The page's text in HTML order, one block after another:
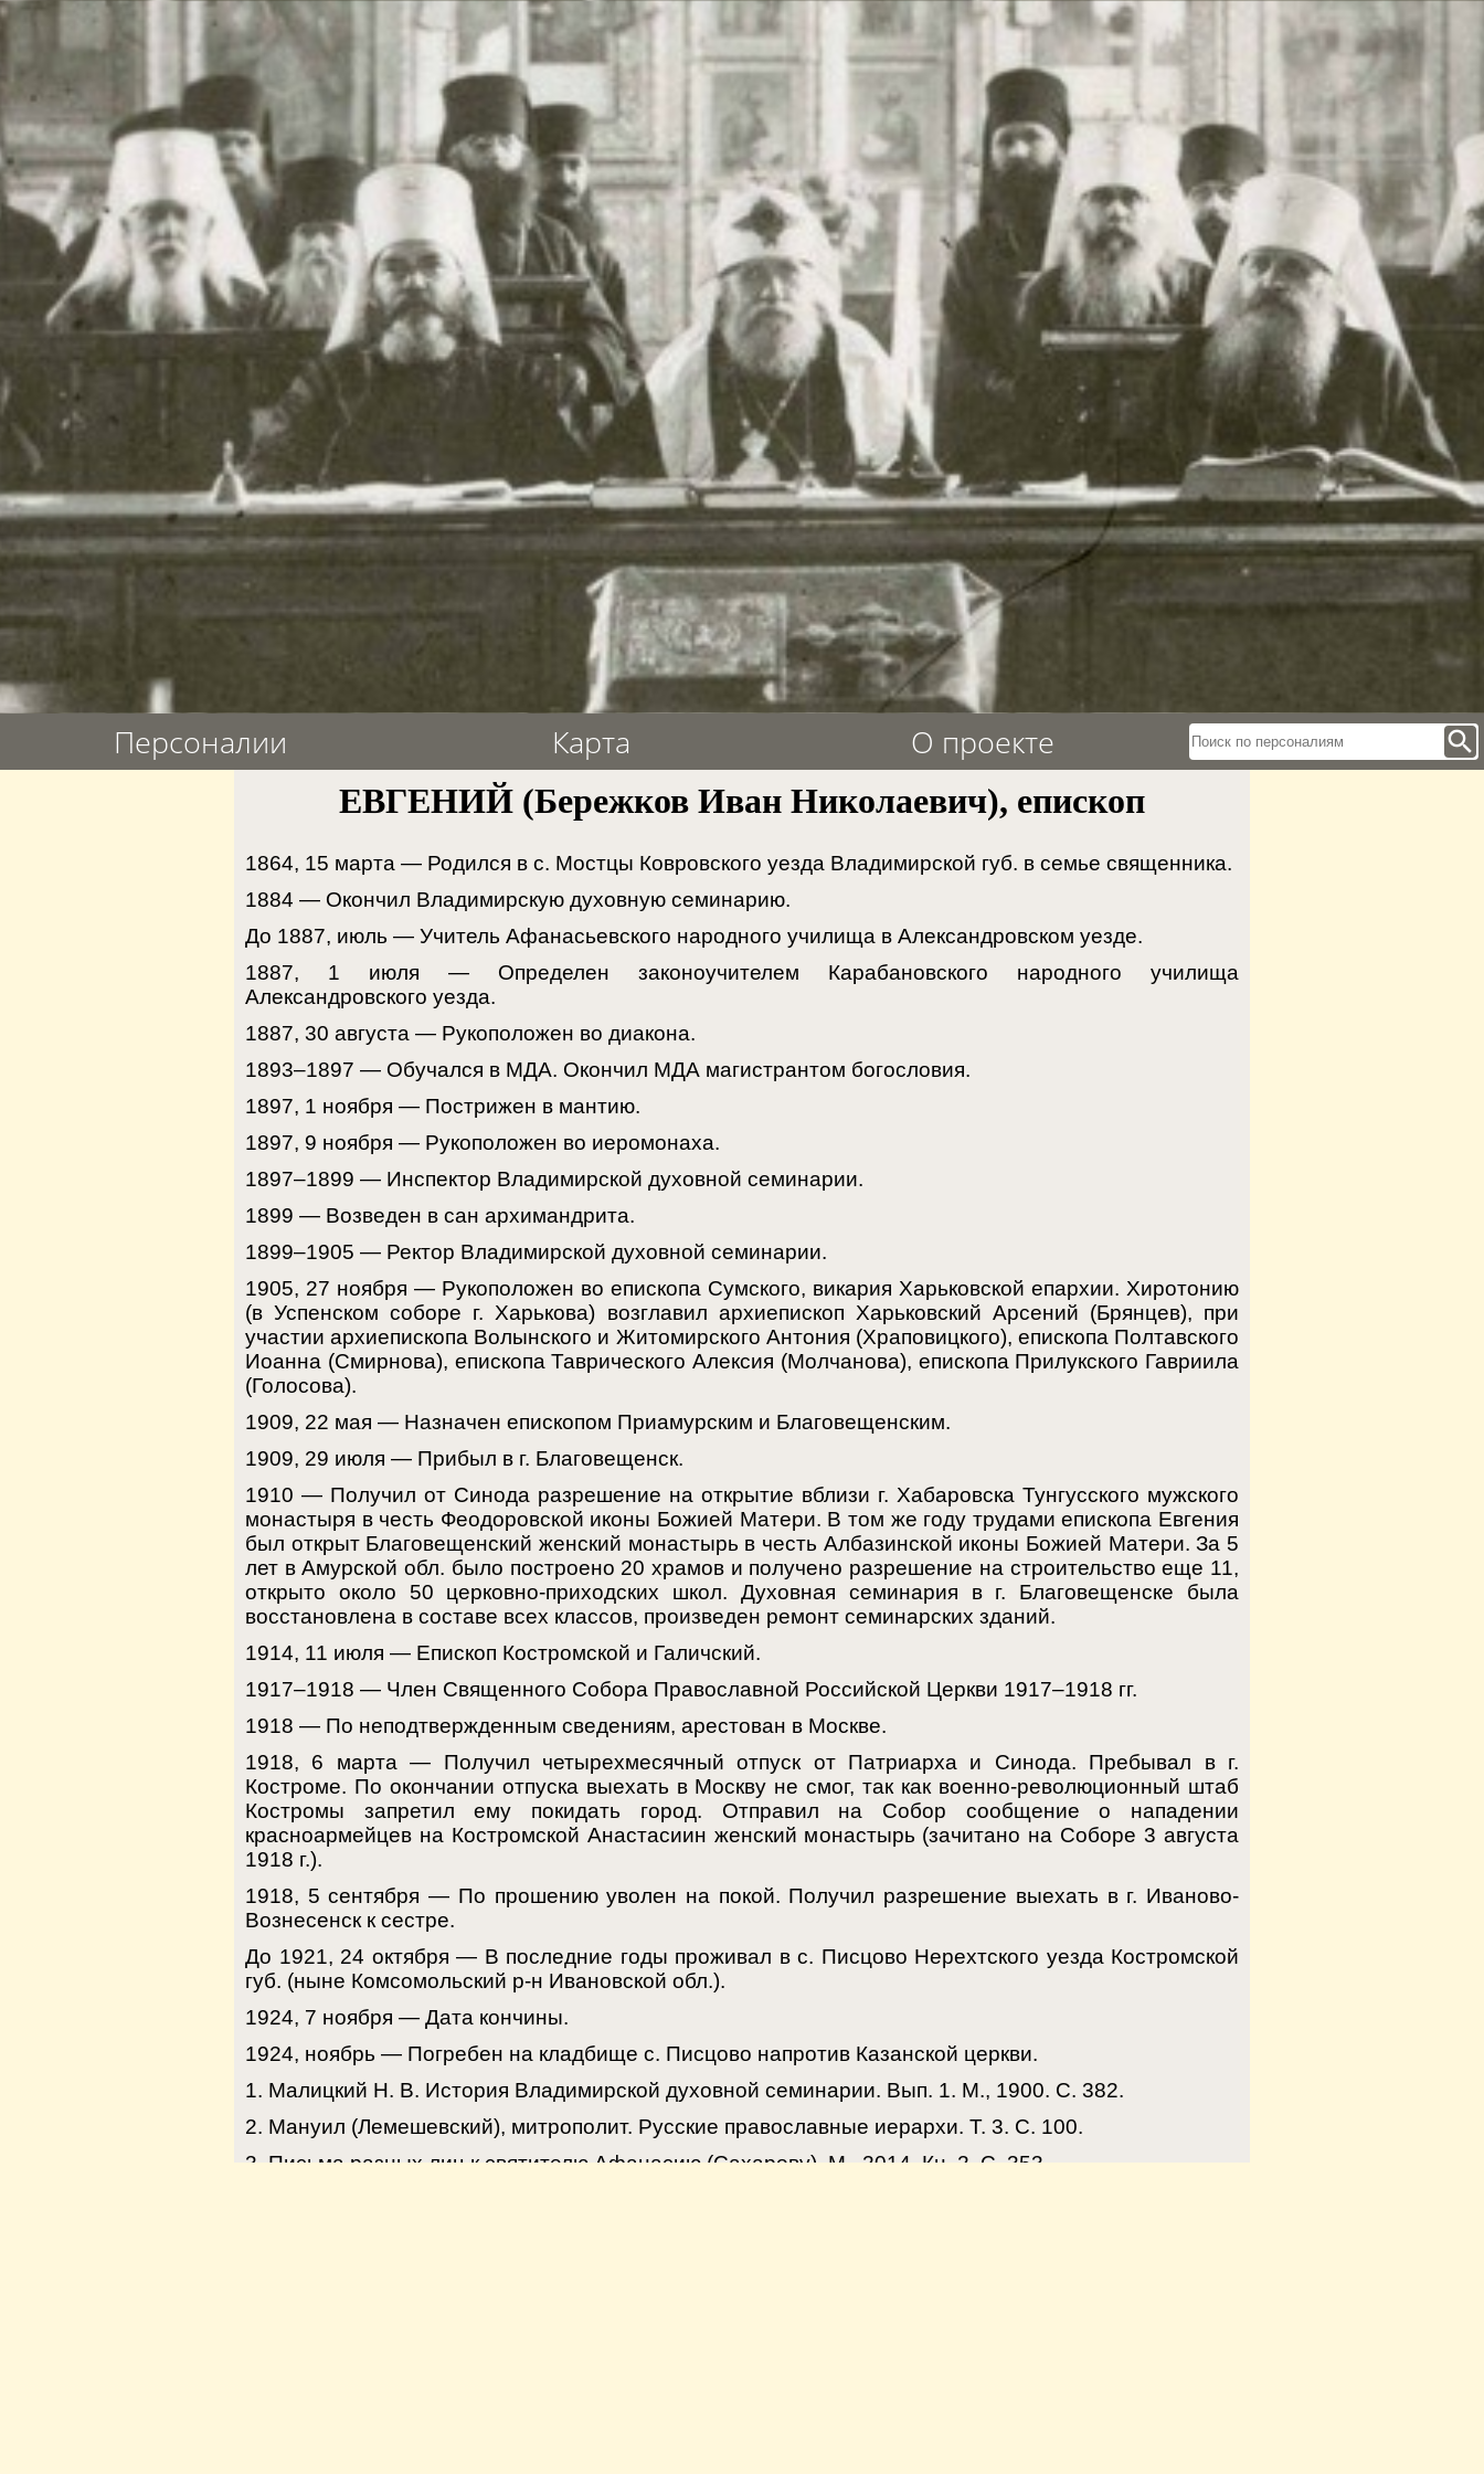
Персоналии Карта О проекте search
ЕВГЕНИЙ (Бережков Иван Николаевич), епископ
1864, 15 марта — Родился в с. Мостцы Ковровского уезда Владимирской губ. в семье священника.
1884 — Окончил Владимирскую духовную семинарию.
До 1887, июль — Учитель Афанасьевского народного училища в Александровском уезде.
1887, 1 июля — Определен законоучителем Карабановского народного училища
Александровского уезда.
1887, 30 августа — Рукоположен во диакона.
1893–1897 — Обучался в МДА. Окончил МДА магистрантом богословия.
1897, 1 ноября — Пострижен в мантию.
1897, 9 ноября — Рукоположен во иеромонаха.
1897–1899 — Инспектор Владимирской духовной семинарии.
1899 — Возведен в сан архимандрита.
1899–1905 — Ректор Владимирской духовной семинарии.
1905, 27 ноября — Рукоположен во епископа Сумского, викария Харьковской епархии. Хиротонию
(в Успенском соборе г. Харькова) возглавил архиепископ Харьковский Арсений (Брянцев), при
участии архиепископа Волынского и Житомирского Антония (Храповицкого), епископа Полтавского
Иоанна (Смирнова), епископа Таврического Алексия (Молчанова), епископа Прилукского Гавриила
(Голосова).
1909, 22 мая — Назначен епископом Приамурским и Благовещенским.
1909, 29 июля — Прибыл в г. Благовещенск.
1910 — Получил от Синода разрешение на открытие вблизи г. Хабаровска Тунгусского мужского
монастыря в честь Феодоровской иконы Божией Матери. В том же году трудами епископа Евгения
был открыт Благовещенский женский монастырь в честь Албазинской иконы Божией Матери. За 5
лет в Амурской обл. было построено 20 храмов и получено разрешение на строительство еще 11,
открыто около 50 церковно-приходских школ. Духовная семинария в г. Благовещенске была
восстановлена в составе всех классов, произведен ремонт семинарских зданий.
1914, 11 июля — Епископ Костромской и Галичский.
1917–1918 — Член Священного Собора Православной Российской Церкви 1917–1918 гг.
1918 — По неподтвержденным сведениям, арестован в Москве.
1918, 6 марта — Получил четырехмесячный отпуск от Патриарха и Синода. Пребывал в г.
Костроме. По окончании отпуска выехать в Москву не смог, так как военно-революционный штаб
Костромы запретил ему покидать город. Отправил на Собор сообщение о нападении
красноармейцев на Костромской Анастасиин женский монастырь (зачитано на Соборе 3 августа
1918 г.).
1918, 5 сентября — По прошению уволен на покой. Получил разрешение выехать в г. Иваново-
Вознесенск к сестре.
До 1921, 24 октября — В последние годы проживал в с. Писцово Нерехтского уезда Костромской
губ. (ныне Комсомольский р-н Ивановской обл.).
1924, 7 ноября — Дата кончины.
1924, ноябрь — Погребен на кладбище с. Писцово напротив Казанской церкви.
1. Малицкий Н. В. История Владимирской духовной семинарии. Вып. 1. М., 1900. С. 382.
2. Мануил (Лемешевский), митрополит. Русские православные иерархи. Т. 3. С. 100.
3. Письма разных лиц к святителю Афанасию (Сахарову). М., 2014. Кн. 2. С. 353.